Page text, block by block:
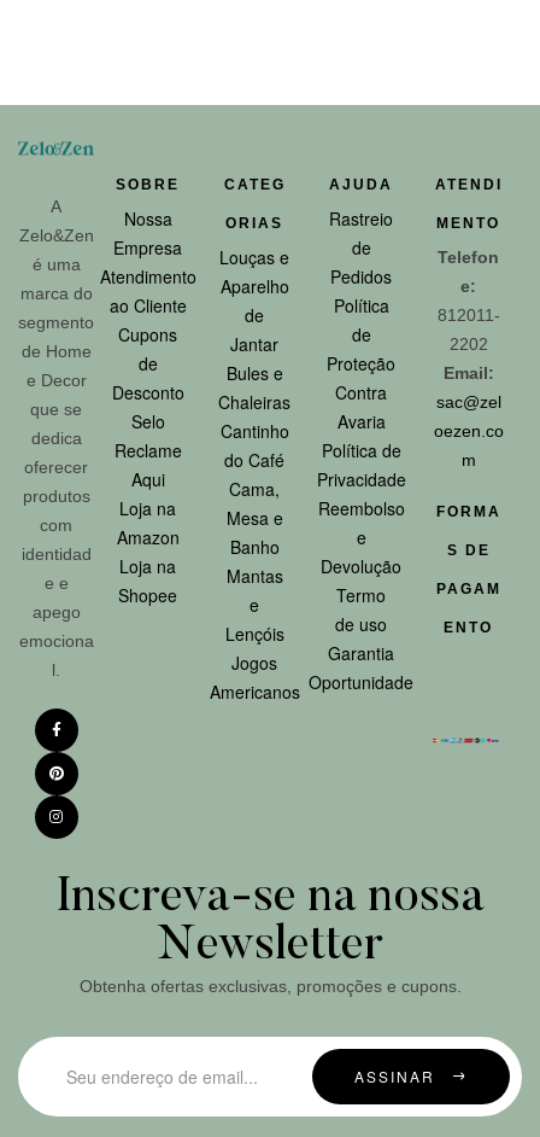
A
Zelo&Zen
é uma
marca do
segmento
de Home
e Decor
que se
dedica
oferecer
produtos
com
identidad
e e
apego
emociona
l.
SOBRE
Nossa
Empresa
Atendimento
ao Cliente
Cupons
de
Desconto
Selo
Reclame
Aqui
Loja na
Amazon
Loja na
Shopee
CATEG
ORIAS
Louças e
Aparelho
de
Jantar
Bules e
Chaleiras
Cantinho
do Café
Cama,
Mesa e
Banho
Mantas
e
Lençóis
Jogos
Americanos
AJUDA
Rastreio
de
Pedidos
Política
de
Proteção
Contra
Avaria
Política de
Privacidade
Reembolso
e
Devolução
Termo
de uso
Garantia
Oportunidade
ATENDI
MENTO
Telefon
e:
812011-
2202
Email:
sac@zel
oezen.co
m
FORMA
S DE
PAGAM
ENTO
Inscreva-se na nossa
Newsletter
Obtenha ofertas exclusivas, promoções e cupons.
ASSINAR